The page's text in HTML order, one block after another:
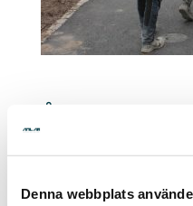
Denna webbplats
I projektet
grundläggning och